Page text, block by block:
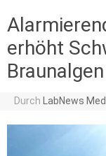
erhöht
Braunalgen
Durch LabNews